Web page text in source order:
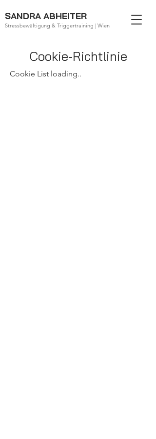
SANDRA ABHEITER
Stressbewältigung & Triggertraining | Wien
Cookie-Richtlinie
Cookie List loading..